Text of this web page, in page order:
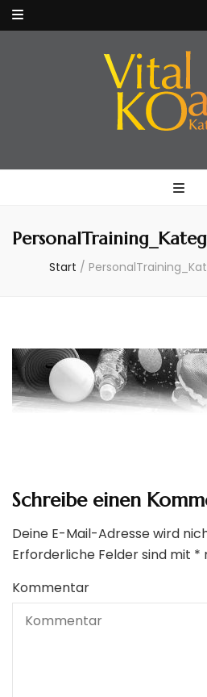
Start /
Schreibe einen
Deine E-Mail-Adresse wird
Erforderliche Felder sind mit *
Kommentar